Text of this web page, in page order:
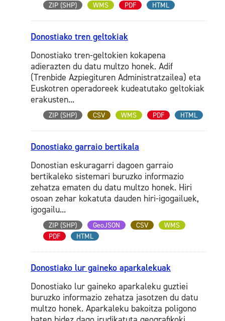
ZIP (SHP) WMS PDF HTML
Donostiako tren geltokiak
Donostiako tren-geltokien kokapena
adierazten du datu multzo honek. Adif
(Trenbide Azpiegituren Administratzailea) eta
Euskotren operadoreek kudeatutako geltokiak
erakusten...
ZIP (SHP) CSV WMS PDF HTML
Donostiako garraio bertikala
Donostian eskuragarri dagoen garraio
bertikaleko sistemari buruzko informazio
zehatza ematen du datu multzo honek. Hiri
osoan zehar kokatuta dauden hiri-igogailuek,
igogailu...
ZIP (SHP) GeoJSON CSV
WMS
PDF
HTML
Donostiako lur gaineko aparkalekuak
Donostiako lur gaineko aparkaleku guztiei
buruzko informazio zehatza jasotzen du datu
multzo honek. Aparkaleku bakoitza poligono